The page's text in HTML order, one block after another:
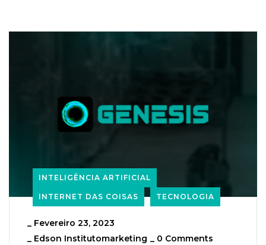
INTELIGÊNCIA ARTIFICIAL
INTERNET DAS COISAS TECNOLOGIA
_ Fevereiro 23, 2023
_ Edson Institutomarketing _ 0 Comments